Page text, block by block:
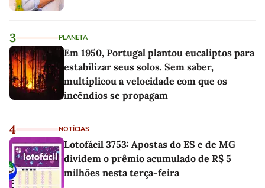
3 PLANETA
Em 1950, Portugal plantou eucaliptos para
estabilizar seus solos. Sem saber,
multiplicou a velocidade com que os
incêndios se propagam
4 NOTÍCIAS
Lotofácil 3753: Apostas do ES e de MG
dividem o prêmio acumulado de R$ 5
milhões nesta terça-feira